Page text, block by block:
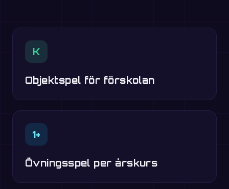
K
Objektspel för förskolan
1+
Övningsspel per årskurs